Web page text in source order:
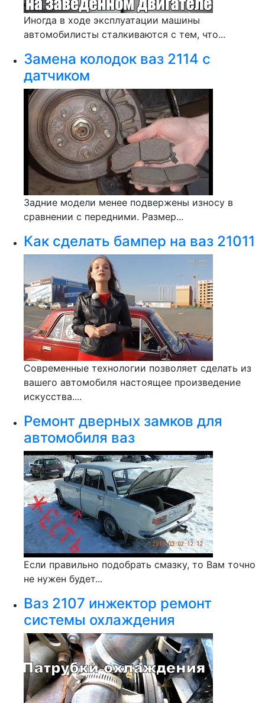
Иногда в ходе эксплуатации машины
автомобилисты сталкиваются с тем, что...
Замена колодок ваз 2114 с
датчиком
Задние модели менее подвержены износу в
сравнении с передними. Размер...
Как сделать бампер на ваз 21011
Современные технологии позволяет сделать из
вашего автомобиля настоящее произведение
искусства....
Ремонт дверных замков для
автомобиля ваз
Если правильно подобрать смазку, то Вам точно
не нужен будет...
Ваз 2107 инжектор ремонт
системы охлаждения